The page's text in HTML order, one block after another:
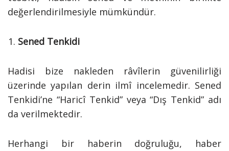
değerlendirilmesiyle mümkündür.
Sened Tenkidi
Hadisi bize nakleden râvîlerin güvenilirliği
üzerinde yapılan derin ilmî incelemedir. Sened
Tenkidi’ne “Haricî Tenkid” veya “Dış Tenkid” adı
da verilmektedir.
Herhangi bir haberin doğruluğu, haber